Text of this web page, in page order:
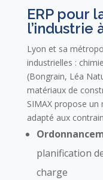
ERP pour
l’industrie
Lyon et sa
industrielles :
(Bongrain, Léa
matériaux de
SIMAX propose
adapté aux
planification
charge